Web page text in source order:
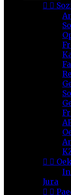
 
 
Jura
 